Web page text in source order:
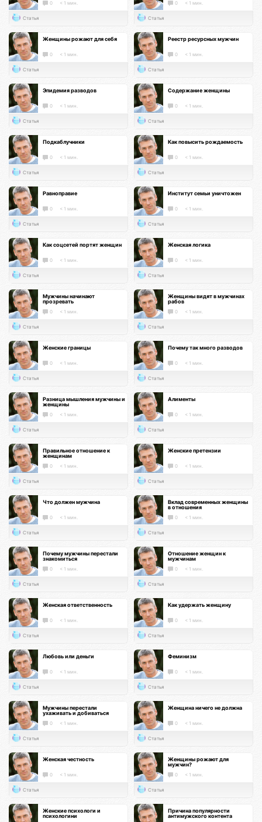
0 < 1 мин.
Статья
0 < 1 мин.
Статья
Женщины рожают для себя
0 < 1 мин.
Статья
Реестр ресурсных мужчин
0 < 1 мин.
Статья
Эпидемия разводов
0 < 1 мин.
Статья
Содержание женщины
0 < 1 мин.
Статья
Подкаблучники
0 < 1 мин.
Статья
Как повысить рождаемость
0 < 1 мин.
Статья
Равноправие
0 < 1 мин.
Статья
Институт семьи уничтожен
0 < 1 мин.
Статья
Как соцсетей портят женщин
0 < 1 мин.
Статья
Женская логика
0 < 1 мин.
Статья
Мужчины начинают
прозревать
0 < 1 мин.
Статья
Женщины видят в мужчинах
рабов
0 < 1 мин.
Статья
Женские границы
0 < 1 мин.
Статья
Почему так много разводов
0 < 1 мин.
Статья
Разница мышления мужчины и
женщины
0 < 1 мин.
Статья
Алименты
0 < 1 мин.
Статья
Правильное отношение к
женщинам
0 < 1 мин.
Статья
Женские претензии
0 < 1 мин.
Статья
Что должен мужчина
0 < 1 мин.
Статья
Вклад современных женщины
в отношения
0 < 1 мин.
Статья
Почему мужчины перестали
знакомиться
0 < 1 мин.
Статья
Отношение женщин к
мужчинам
0 < 1 мин.
Статья
Женская ответственность
0 < 1 мин.
Статья
Как удержать женщину
0 < 1 мин.
Статья
Любовь или деньги
0 < 1 мин.
Статья
Феминизм
0 < 1 мин.
Статья
Мужчины перестали
ухаживать и добиваться
0 < 1 мин.
Статья
Женщина ничего не должна
0 < 1 мин.
Статья
Женская честность
0 < 1 мин.
Статья
Женщины рожают для
мужчин?
0 < 1 мин.
Статья
Женские психологи и
психологини
Причина популярности
антимужского контента